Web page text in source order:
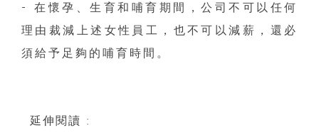
- 在懷孕、生育和哺育期間，公司不可以任何
理由裁減上述女性員工，也不可以減薪，還必
須給予足夠的哺育時間。
延伸閱讀 :